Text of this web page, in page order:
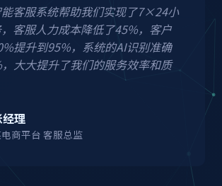
客服系统帮助我们实现了7×24小
客服人力成本降低了45%，客户
提升到95%，系统的AI识别准确
大大提升了我们的服务效率和质
经理
商平台 客服总监